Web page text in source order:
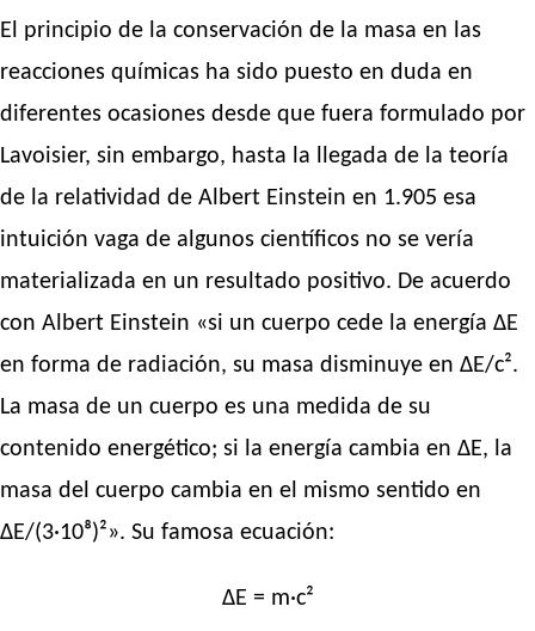
El principio de la conservación de la masa en las
reacciones químicas ha sido puesto en duda en
diferentes ocasiones desde que fuera formulado por
Lavoisier, sin embargo, hasta la llegada de la teoría
de la relatividad de Albert Einstein en 1.905 esa
intuición vaga de algunos científicos no se vería
materializada en un resultado positivo. De acuerdo
con Albert Einstein «si un cuerpo cede la energía ΔE
en forma de radiación, su masa disminuye en ΔE/c².
La masa de un cuerpo es una medida de su
contenido energético; si la energía cambia en ΔE, la
masa del cuerpo cambia en el mismo sentido en
ΔE/(3·10⁸)²». Su famosa ecuación:
ΔE = m·c²